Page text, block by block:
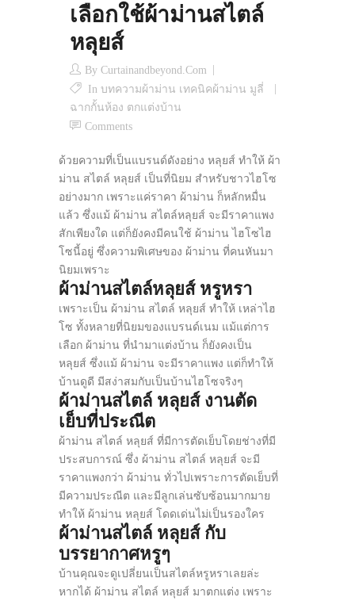
เลือกใช้ผ้าม่านสไตล์
หลุยส์
By Curtainandbeyond.com
In บทความผ้าม่าน เทคนิคผ้าม่าน มูลี่
ฉากกั้นห้อง ตกแต่งบ้าน
Comments
ด้วยความที่เป็นแบรนด์ดังอย่าง หลุยส์ ทำให้ ผ้า
ม่าน สไตล์ หลุยส์ เป็นที่นิยม สำหรับชาวไฮโซ
อย่างมาก เพราะแค่ราคา ผ้าม่าน ก็หลักหมื่น
แล้ว ซึ่งแม้ ผ้าม่าน สไตล์หลุยส์ จะมีราคาแพง
สักเพียงใด แต่ก็ยังคงมีคนใช้ ผ้าม่าน ไฮโซไฮ
โซนี้อยู่ ซึ่งความพิเศษของ ผ้าม่าน ที่คนหันมา
นิยมเพราะ
ผ้าม่านสไตล์หลุยส์ หรูหรา
เพราะเป็น ผ้าม่าน สไตล์ หลุยส์ ทำให้ เหล่าไฮ
โซ ทั้งหลายที่นิยมของแบรนด์เนม แม้แต่การ
เลือก ผ้าม่าน ที่นำมาแต่งบ้าน ก็ยังคงเป็น
หลุยส์ ซึ่งแม้ ผ้าม่าน จะมีราคาแพง แต่ก็ทำให้
บ้านดูดี มีสง่าสมกับเป็นบ้านไฮโซจริงๆ
ผ้าม่านสไตล์ หลุยส์ งานตัด
เย็บที่ประณีต
ผ้าม่าน สไตล์ หลุยส์ ที่มีการตัดเย็บโดยช่างที่มี
ประสบการณ์ ซึ่ง ผ้าม่าน สไตล์ หลุยส์ จะมี
ราคาแพงกว่า ผ้าม่าน ทั่วไปเพราะการตัดเย็บที่
มีความประณีต และมีลูกเล่นซับซ้อนมากมาย
ทำให้ ผ้าม่าน หลุยส์ โดดเด่นไม่เป็นรองใคร
ผ้าม่านสไตล์ หลุยส์ กับ
บรรยากาศหรูๆ
บ้านคุณจะดูเปลี่ยนเป็นสไตล์หรูหราเลยล่ะ
หากได้ ผ้าม่าน สไตล์ หลุยส์ มาตกแต่ง เพราะ